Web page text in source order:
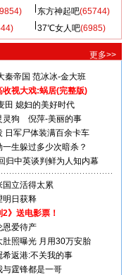
东方神起吧(65744)
37℃女人吧(6985)
更多>>
秦帝国 范冰冰-金大班
收视大戏:蜗居(完整版)
田 媳妇的美好时代
灵狗
倪萍-美丽的事
日军尸体装满百余卡车
生躲过多少次暗杀？
归中英谈判鲜为人知内幕
国立活得太累
明日获释
2》送电影票！
恩爱待产
肚照曝光 月用30万安胎
希返港:不关我的事
与霆锋都是一哥